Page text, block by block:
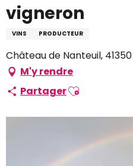
vigneron
VINS PRODUCTEUR
Château de Nanteuil,
M'y rendre
PartagerAjouter aux